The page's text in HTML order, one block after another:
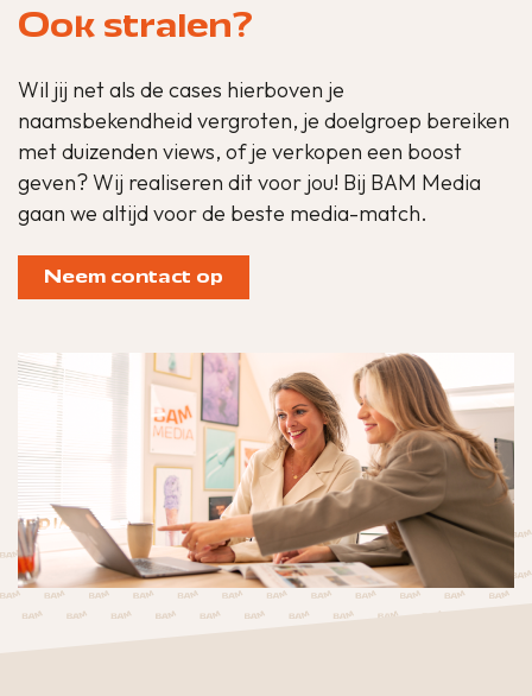
Ook stralen?
Wil jij net als de cases hierboven je
naamsbekendheid vergroten, je doelgroep bereiken
met duizenden views, of je verkopen een boost
geven? Wij realiseren dit voor jou! Bij BAM Media
gaan we altijd voor de beste media-match.
Neem contact op